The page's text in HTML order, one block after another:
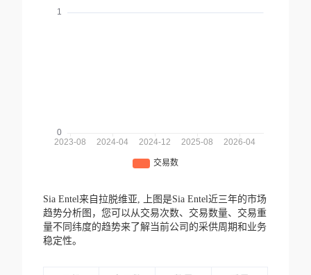
Sia Entel来自拉脱维亚,
上图是Sia Entel近三年的市场
趋势分析图，您可以从交易次数、交易数量、交易重
量不同纬度的趋势来了解当前公司的采供周期和业务
稳定性。